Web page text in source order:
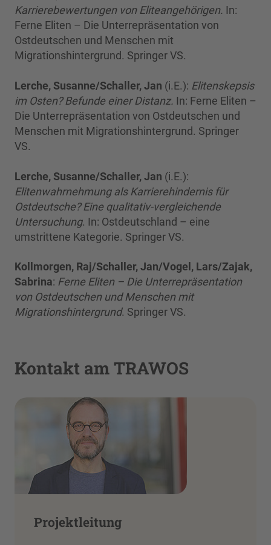
Karrierebewertungen von Eliteangehörigen. In:
Ferne Eliten – Die Unterrepräsentation von
Ostdeutschen und Menschen mit
Migrationshintergrund. Springer VS.
Lerche, Susanne/Schaller, Jan (i.E.): Elitenskepsis
im Osten? Befunde einer Distanz. In: Ferne Eliten –
Die Unterrepräsentation von Ostdeutschen und
Menschen mit Migrationshintergrund. Springer
VS.
Lerche, Susanne/Schaller, Jan (i.E.):
Elitenwahrnehmung als Karrierehindernis für
Ostdeutsche? Eine qualitativ-vergleichende
Untersuchung. In: Ostdeutschland – eine
umstrittene Kategorie. Springer VS.
Kollmorgen, Raj/Schaller, Jan/Vogel, Lars/Zajak,
Sabrina: Ferne Eliten – Die Unterrepräsentation
von Ostdeutschen und Menschen mit
Migrationshintergrund. Springer VS.
Kontakt am TRAWOS
Projektleitung